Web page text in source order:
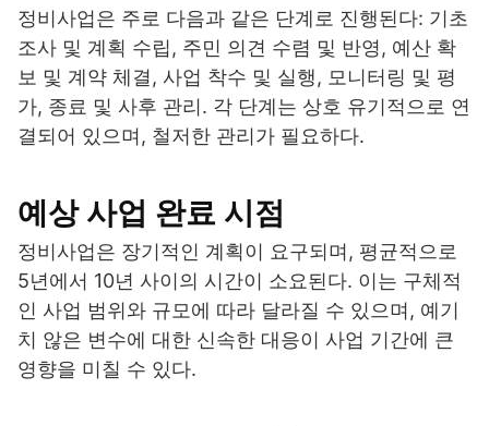
정비사업은 주로 다음과 같은 단계로 진행된다: 기초
조사 및 계획 수립, 주민 의견 수렴 및 반영, 예산 확
보 및 계약 체결, 사업 착수 및 실행, 모니터링 및 평
가, 종료 및 사후 관리. 각 단계는 상호 유기적으로 연
결되어 있으며, 철저한 관리가 필요하다.
예상 사업 완료 시점
정비사업은 장기적인 계획이 요구되며, 평균적으로
5년에서 10년 사이의 시간이 소요된다. 이는 구체적
인 사업 범위와 규모에 따라 달라질 수 있으며, 예기
치 않은 변수에 대한 신속한 대응이 사업 기간에 큰
영향을 미칠 수 있다.